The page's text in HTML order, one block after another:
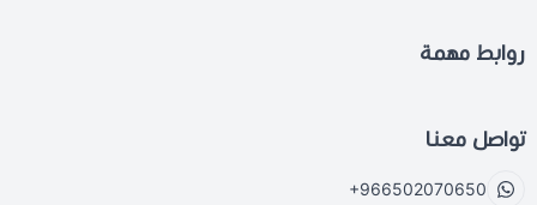
روابط مهمة
تواصل معنا
+966502070650